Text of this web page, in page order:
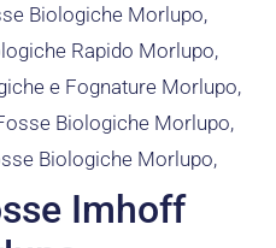
Biologiche Morlupo,
Rapido Morlupo,
e Fognature Morlupo,
Biologiche Morlupo,
Biologiche Morlupo,
Imhoff